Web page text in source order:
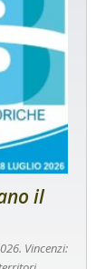
il
Vincenzi: